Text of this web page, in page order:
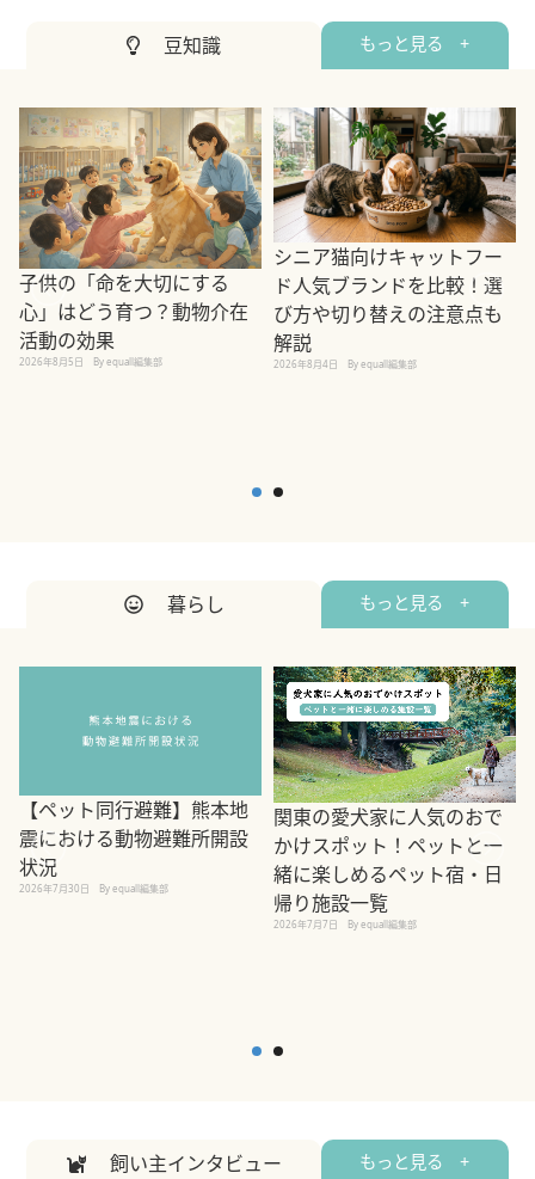
豆知識 もっと見る +
子供の「命を大切にする
心」はどう育つ？動物介在
活動の効果
2026年8月5日 By equall編集部
シニア猫向けキャットフー
ド人気ブランドを比較！選
び方や切り替えの注意点も
解説
2026年8月4日 By equall編集部
暮らし もっと見る +
【ペット同行避難】熊本地
震における動物避難所開設
状況
2026年7月30日 By equall編集部
関東の愛犬家に人気のおで
かけスポット！ペットと一
緒に楽しめるペット宿・日
帰り施設一覧
2026年7月7日 By equall編集部
飼い主インタビュー もっと見る +